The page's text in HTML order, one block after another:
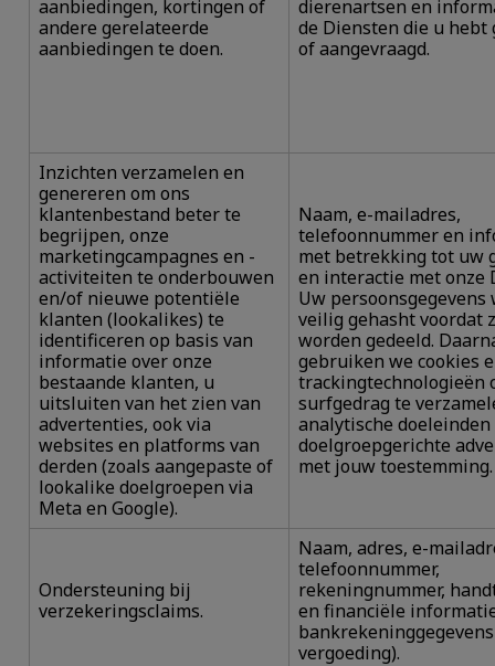
aanbiedingen, kortingen of
andere gerelateerde
aanbiedingen te doen.
dierenartsen en
de Diensten die u
of aangevraagd.
Inzichten verzamelen en
genereren om ons
klantenbestand beter te
begrijpen, onze
marketingcampagnes en -
activiteiten te onderbouwen
en/of nieuwe potentiële
klanten (lookalikes) te
identificeren op basis van
informatie over onze
bestaande klanten, u
uitsluiten van het zien van
advertenties, ook via
websites en platforms van
derden (zoals aangepaste of
lookalike doelgroepen via
Meta en Google).
Naam, e-mailadres,
telefoonnummer en
met betrekking tot uw
en interactie met onze
Uw persoonsgegevens
veilig gehasht voordat
worden gedeeld.
gebruiken we cookies
trackingtechnologieën
surfgedrag te
analytische doeleinden
doelgroepgerichte
met jouw toestemming.
Ondersteuning bij
verzekeringsclaims.
Naam, adres, e-
telefoonnummer,
rekeningnummer,
en financiële
vergoeding).